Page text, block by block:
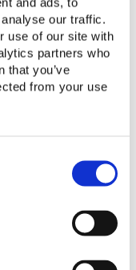
our traffic.
use of our site with
partners who
that you’ve
from your use
量的产品。
的需求，
量标准。相关
始认证独立太
并开启未来更广
。
冰箱认证要求》
of
四个核心要